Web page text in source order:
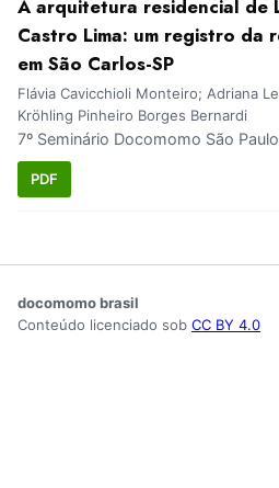
A arquitetura residencial de
Castro Lima: um registro da
em São Carlos-SP
Flávia Cavicchioli Monteiro; Adriana
Kröhling Pinheiro Borges Bernardi
7º Seminário Docomomo São
PDF
docomomo brasil
Conteúdo licenciado sob CC BY 4.0